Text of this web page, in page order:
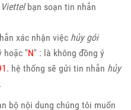
bạn soạn tin nhắn
xác nhận việc hủy gói
hoặc "N" : là không đồng ý
. hệ thống sẽ gửi tin nhắn hủy
bộ nội dung chúng tôi muốn